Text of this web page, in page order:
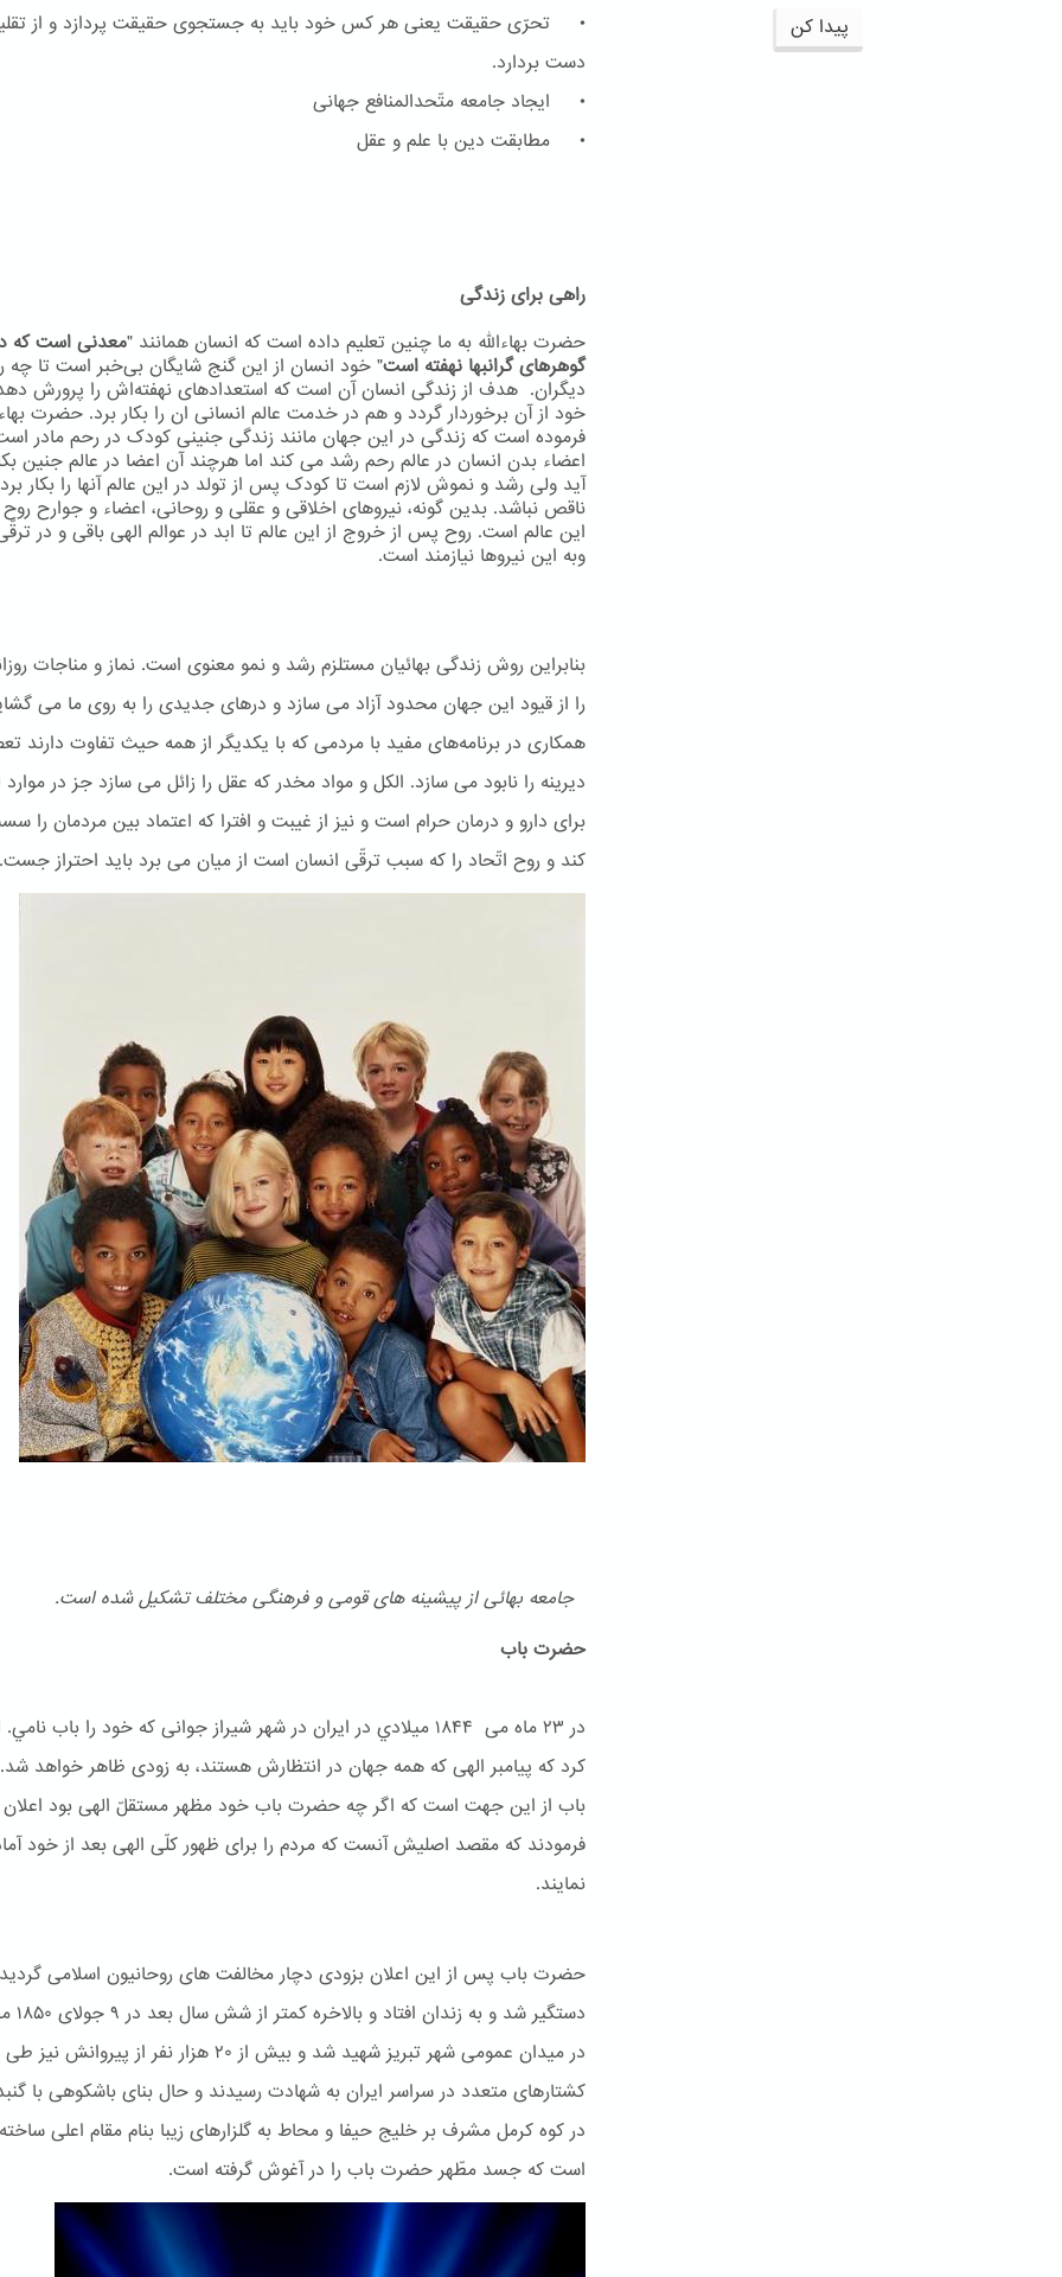
• تحرّی حقیقت یعنی هر کس خود باید به جستجوی حقیقت پردازد و از
دست بردارد.
• ایجاد جامعه متّحدالمنافع جهانی
• مطابقت دین با علم و عقل
راهی برای زندگی
حضرت بهاءاللّه به ما چنین تعلیم داده است که انسان همانند "معدنی است که
گوهرهای گرانبها نهفته است" خود انسان از این گنج شایگان بی‌خبر است تا چه
دیگران. هدف از زندگی انسان آن است که استعدادهای نهفته‌اش را پرورش
خود از آن برخوردار گردد و هم در خدمت عالم انسانی ان را بکار برد. حضرت
فرموده است که زندگی در این جهان مانند زندگی جنینی کودک در رحم مادر
اعضاء بدن انسان در عالم رحم رشد می کند اما هرچند آن اعضا در عالم جنین
آید ولی رشد و نموش لازم است تا کودک پس از تولد در این عالم آنها را بکار
ناقص نباشد. بدین گونه، نیروهای اخلاقی و عقلی و روحانی، اعضاء و جوارح روح
این عالم است. روح پس از خروج از این عالم تا ابد در عوالم الهی باقی و در
وبه اين نيروها نيازمند است.
بنابراین روش زندگی بهائیان مستلزم رشد و نمو معنوی است. نماز و مناجات
را از قیود این جهان محدود آزاد می سازد و درهای جدیدی را به روی ما می
همکاری در برنامه‌های مفید با مردمی که با یکدیگر از همه حیث تفاوت دارند
دیرینه را نابود می سازد. الكل و مواد مخدر که عقل را زائل می سازد جز در موارد
برای دارو و درمان حرام است و نیز از غیبت و افترا که اعتماد بین مردمان را
کند و روح اتّحاد را که سبب ترقّی انسان است از میان می برد باید احتراز جست.
جامعه بهائی از پیشینه های قومی و فرهنگی مختلف تشكیل شده است.
حضرت باب
در ۲۳ ماه می ۱۸۴۴ ميلادي در ایران در شهر شیراز جوانی که خود را باب
کرد که پیامبر الهی که همه جهان در انتظارش هستند، به زودی ظاهر خواهد
باب از این جهت است که اگر چه حضرت باب خود مظهر مستقلّ الهی بود اعلان
فرمودند که مقصد اصلیش آنست که مردم را برای ظهور کلّی الهی بعد از خود
نمایند.
حضرت باب پس از این اعلان بزودی دچار مخالفت های روحانیون اسلامی
دستگیر
در میدان عمومی شهر تبریز شهید شد و بیش از ۲۰ هزار نفر از پیروانش نیز طی
کشتارهای متعدد در سراسر ایران به شهادت رسیدند و حال بنای باشكوهی با
در کوه کرمل مشرف بر خلیج حیفا و محاط به گلزارهای زیبا بنام مقام اعلی
است که جسد مطّهر حضرت باب را در آغوش گرفته است.
پیدا کن